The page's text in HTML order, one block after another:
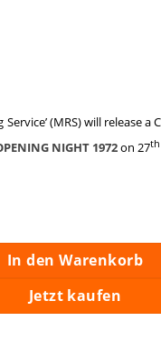
(MRS) will release a
NIGHT 1972on 27th
In den Warenkorb
Jetzt kaufen